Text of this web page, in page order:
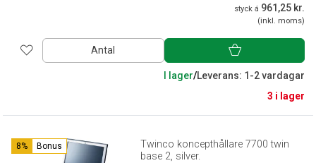
styck á 961,25 kr.
(inkl. moms)
Antal
I lager/Leverans: 1-2 vardagar
3 i lager
8% Bonus
Twinco koncepthållare 7700 twin
base 2, silver.